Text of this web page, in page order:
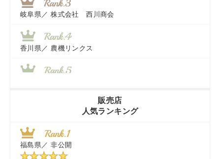
岐阜県／ 株式会社 西川商会
香川県／ 農機リンクス
近江商事合同会社：「茨城中古農建機販売」
千葉県／ 株式会社テクノ・タカ
販売店
人気ランキング
福島県／ 非公開